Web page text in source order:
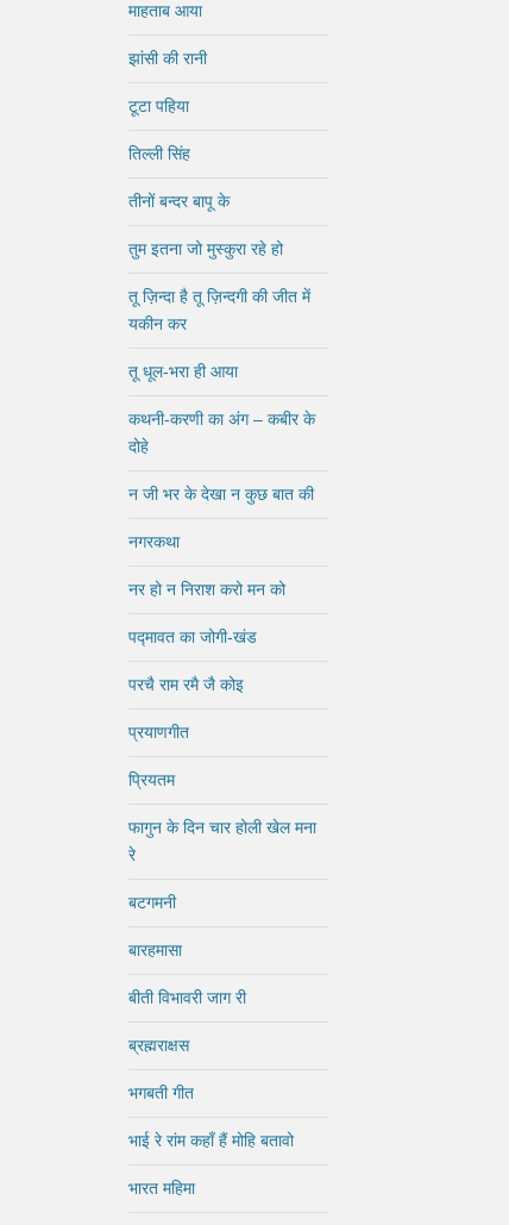
माहताब आया
झांसी की रानी
टूटा पहिया
तिल्ली सिंह
तीनों बन्दर बापू के
तुम इतना जो मुस्कुरा रहे हो
तू ज़िन्दा है तू ज़िन्दगी की जीत में
यकीन कर
तू धूल-भरा ही आया
कथनी-करणी का अंग – कबीर के
दोहे
न जी भर के देखा न कुछ बात की
नगरकथा
नर हो न निराश करो मन को
पद्मावत का जोगी-खंड
परचै राम रमै जै कोइ
प्रयाणगीत
प्रियतम
फागुन के दिन चार होली खेल मना
रे
बटगमनी
बारहमासा
बीती विभावरी जाग री
ब्रह्मराक्षस
भगबती गीत
भाई रे रांम कहाँ हैं मोहि बतावो
भारत महिमा